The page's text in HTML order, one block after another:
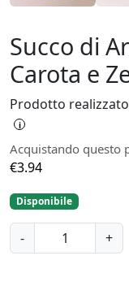
Succo di
Carota e
Prodotto
i
Acquistando questo
€3.94
Disponibile
-
u
+